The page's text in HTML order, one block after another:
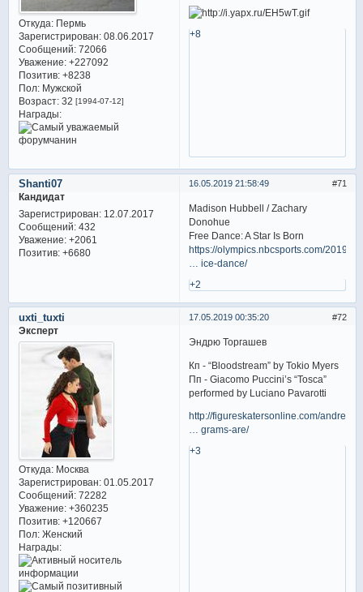
Откуда:Пермь
Зарегистрирован: 08.06.2017
Сообщений:72066
Уважение: +227092
Позитив: +8238
Пол:Мужской
Возраст:32 [1994-07-12]
Награды:
+8
71
16.05.2019 21:58:49
Shanti07
Кандидат
Зарегистрирован: 12.07.2017
Сообщений:432
Уважение: +2061
Позитив: +6680
Madison Hubbell / Zachary
Donohue
Free Dance: A Star Is Born
https://olympics.nbcsports.com/2019/
… ice-dance/
+2
72
17.05.2019 00:35:20
uxti_tuxti
Эксперт
Откуда:Москва
Зарегистрирован: 01.05.2017
Сообщений:72282
Уважение: +360235
Позитив: +120667
Пол:Женский
Награды:
Эндрю Торгашев
Кп - “Bloodstream” by Tokio Myers
Пп - Giacomo Puccini’s “Tosca”
performed by Luciano Pavarotti
http://figureskatersonline.com/andrewto
… grams-are/
+3